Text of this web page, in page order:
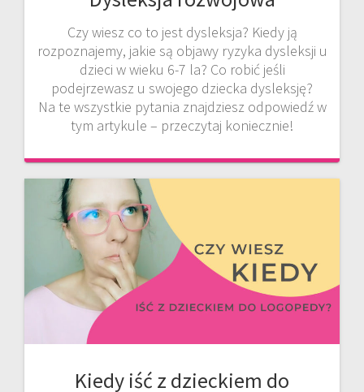
Czy wiesz co to jest dysleksja? Kiedy ją
rozpoznajemy, jakie są objawy ryzyka dysleksji u
dzieci w wieku 6-7 la? Co robić jeśli
podejrzewasz u swojego dziecka dysleksję?
Na te wszystkie pytania znajdziesz odpowiedź w
tym artykule – przeczytaj koniecznie!
Kiedy iść z dzieckiem do